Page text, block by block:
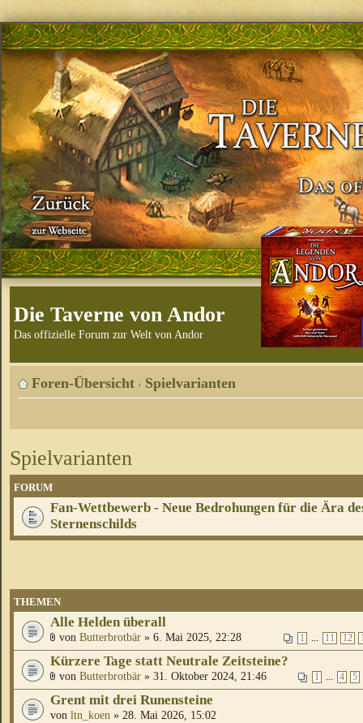
Die Taverne von Andor
Das offizielle Forum zur Welt von Andor
Foren-Übersicht ‹ Spielvarianten
Spielvarianten
FORUM
Fan-Wettbewerb - Neue Bedrohungen für die Ära
Sternenschilds
THEMEN
Alle Helden überall
1 ... 11 12
von Butterbrotbär » 6. Mai 2025, 22:28
Kürzere Tage statt Neutrale Zeitsteine?
1 ... 4 5
von Butterbrotbär » 31. Oktober 2024, 21:46
Grent mit drei Runensteine
von ltn_koen » 28. Mai 2026, 15:02